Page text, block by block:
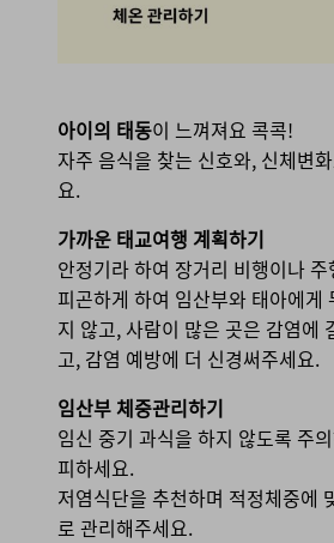
아이의 태동이 느껴져요 콕콕!
자주 음식을 찾는 신호와, 신체변
요.
가까운 태교여행 계획하기
안정기라 하여 장거리 비행이나
피곤하게 하여 임산부와 태아에게
지 않고, 사람이 많은 곳은 감염에
고, 감염 예방에 더 신경써주세요.
임산부 체중관리하기
임신 중기 과식을 하지 않도록 주
피하세요.
저염식단을 추천하며 적정체중에
로 관리해주세요.